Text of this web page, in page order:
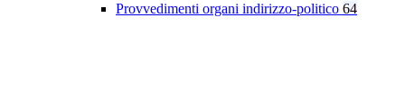
Provvedimenti organi indirizzo-politico 64